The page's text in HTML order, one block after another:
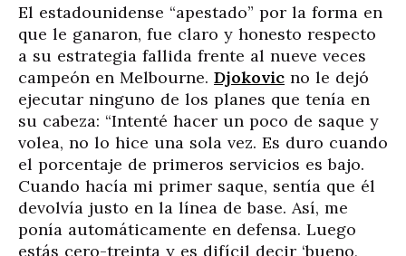
El estadounidense “apestado” por la forma en
que le ganaron, fue claro y honesto respecto
a su estrategia fallida frente al nueve veces
campeón en Melbourne. Djokovic no le dejó
ejecutar ninguno de los planes que tenía en
su cabeza: “Intenté hacer un poco de saque y
volea, no lo hice una sola vez. Es duro cuando
el porcentaje de primeros servicios es bajo.
Cuando hacía mi primer saque, sentía que él
devolvía justo en la línea de base. Así, me
ponía automáticamente en defensa. Luego
estás cero-treinta y es difícil decir ‘bueno,